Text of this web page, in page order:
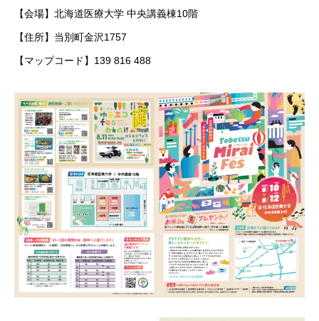
【会場】北海道医療大学 中央講義棟10階
【住所】当別町金沢1757
【マップコード】139 816 488